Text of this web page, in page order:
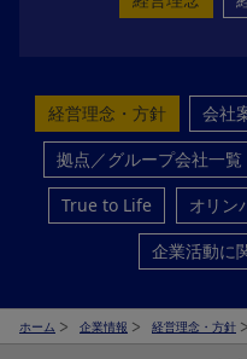
経営理念・方針 会社
拠点／グループ会社一覧
True to Life
オリン
企業活動に
ホーム 企業情報 経営理念・方針